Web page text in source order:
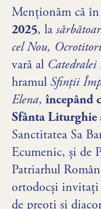
Menționăm că în
2025, la
cel Nou,
vară al
hramul Sfinții
Elena, începând
Sfânta Liturghie
Sanctitatea Sa
Ecumenic, și de
Patriarhul
ortodocși invitați
de preoți și